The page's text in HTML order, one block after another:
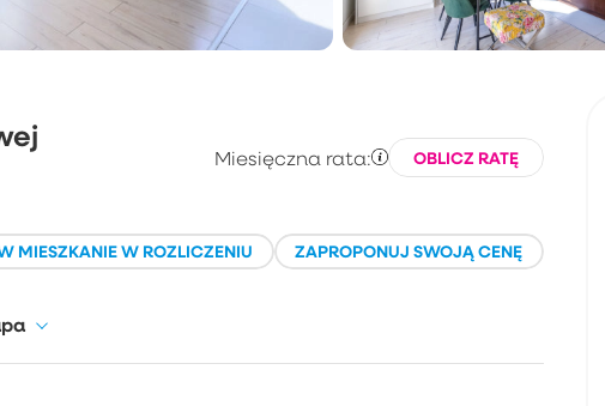
Miesięczna rata: OBLICZ RATĘ
MIESZKANIE W ROZLICZENIU ZAPROPONUJ SWOJĄ CENĘ